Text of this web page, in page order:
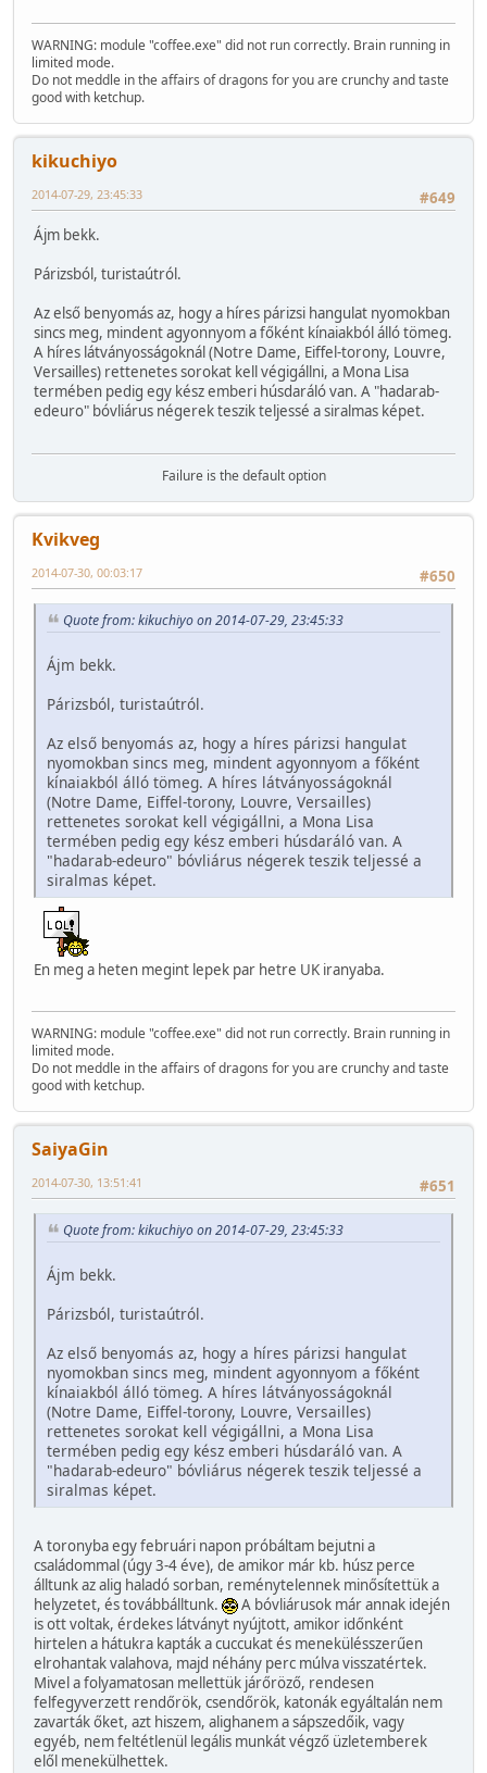
WARNING: module "coffee.exe" did not run correctly. Brain running in
limited mode.
Do not meddle in the affairs of dragons for you are crunchy and taste
good with ketchup.
kikuchiyo
#649
2014-07-29, 23:45:33
Ájm bekk.
Párizsból, turistaútról.
Az első benyomás az, hogy a híres párizsi hangulat nyomokban
sincs meg, mindent agyonnyom a főként kínaiakból álló tömeg.
A híres látványosságoknál (Notre Dame, Eiffel-torony, Louvre,
Versailles) rettenetes sorokat kell végigállni, a Mona Lisa
termében pedig egy kész emberi húsdaráló van. A "hadarab-
edeuro" bóvliárus négerek teszik teljessé a siralmas képet.
Failure is the default option
Kvikveg
#650
2014-07-30, 00:03:17
Quote from: kikuchiyo on 2014-07-29, 23:45:33
Ájm bekk.
Párizsból, turistaútról.
Az első benyomás az, hogy a híres párizsi hangulat
nyomokban sincs meg, mindent agyonnyom a főként
kínaiakból álló tömeg. A híres látványosságoknál
(Notre Dame, Eiffel-torony, Louvre, Versailles)
rettenetes sorokat kell végigállni, a Mona Lisa
termében pedig egy kész emberi húsdaráló van. A
"hadarab-edeuro" bóvliárus négerek teszik teljessé a
siralmas képet.
En meg a heten megint lepek par hetre UK iranyaba.
WARNING: module "coffee.exe" did not run correctly. Brain running in
limited mode.
Do not meddle in the affairs of dragons for you are crunchy and taste
good with ketchup.
SaiyaGin
#651
2014-07-30, 13:51:41
Quote from: kikuchiyo on 2014-07-29, 23:45:33
Ájm bekk.
Párizsból, turistaútról.
Az első benyomás az, hogy a híres párizsi hangulat
nyomokban sincs meg, mindent agyonnyom a főként
kínaiakból álló tömeg. A híres látványosságoknál
(Notre Dame, Eiffel-torony, Louvre, Versailles)
rettenetes sorokat kell végigállni, a Mona Lisa
termében pedig egy kész emberi húsdaráló van. A
"hadarab-edeuro" bóvliárus négerek teszik teljessé a
siralmas képet.
A toronyba egy februári napon próbáltam bejutni a
családommal (úgy 3-4 éve), de amikor már kb. húsz perce
álltunk az alig haladó sorban, reménytelennek minősítettük a
helyzetet, és továbbálltunk.
A bóvliárusok már annak idején
is ott voltak, érdekes látványt nyújtott, amikor időnként
hirtelen a hátukra kapták a cuccukat és menekülésszerűen
elrohantak valahova, majd néhány perc múlva visszatértek.
Mivel a folyamatosan mellettük járőröző, rendesen
felfegyverzett rendőrök, csendőrök, katonák egyáltalán nem
zavarták őket, azt hiszem, alighanem a sápszedőik, vagy
egyéb, nem feltétlenül legális munkát végző üzletemberek
elől menekülhettek.